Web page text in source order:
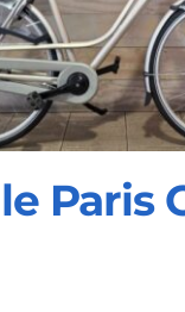
Paris